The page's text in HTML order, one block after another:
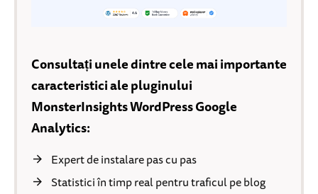
Consultați unele dintre cele mai importante
caracteristici ale pluginului
MonsterInsights WordPress Google
Analytics:
Expert de instalare pas cu pas
Statistici în timp real pentru traficul pe blog